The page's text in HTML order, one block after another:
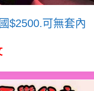
$2500.可無套內